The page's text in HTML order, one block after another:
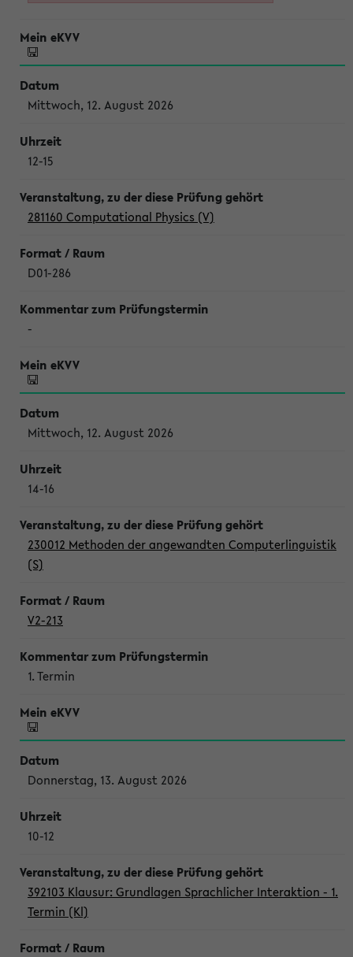
Mittwoch, 12. August 2026
12-15
281160 Computational Physics (V)
D01-286
-
Mittwoch, 12. August 2026
14-16
230012 Methoden der angewandten Computerlinguistik
(S)
V2-213
1. Termin
Donnerstag, 13. August 2026
10-12
392103 Klausur: Grundlagen Sprachlicher Interaktion - 1.
Termin (Kl)